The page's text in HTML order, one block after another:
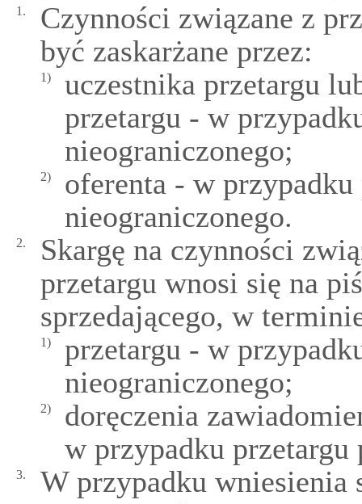
1.
Czynności związane z
być zaskarżane przez:
1)
uczestnika przetargu
przetargu - w
nieograniczonego;
2)
oferenta - w
nieograniczonego.
2.
Skargę na czynności
przetargu wnosi się na
sprzedającego, w
1)
przetargu - w
nieograniczonego;
2)
doręczenia
w przypadku przetargu
3.
W przypadku wniesienia